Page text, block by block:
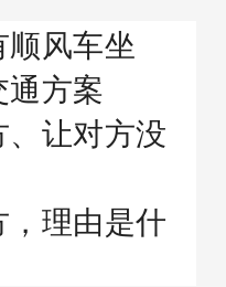
风车坐
方案
让对方没
理由是什